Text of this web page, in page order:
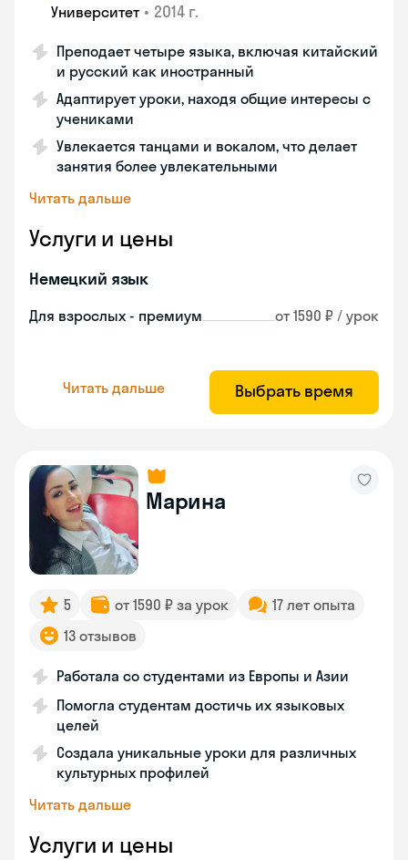
Университет • 2014 г.
Преподает четыре языка, включая китайский
и русский как иностранный
Адаптирует уроки, находя общие интересы с
учениками
Увлекается танцами и вокалом, что делает
занятия более увлекательными
Читать дальше
Услуги и цены
Немецкий язык
Для взрослых - премиум от 1590 ₽ / урок
Читать дальше Выбрать время
Марина
5 от 1590 ₽ за урок
17 лет опыта
13 отзывов
Работала со студентами из Европы и Азии
Помогла студентам достичь их языковых
целей
Создала уникальные уроки для различных
культурных профилей
Читать дальше
Услуги и цены